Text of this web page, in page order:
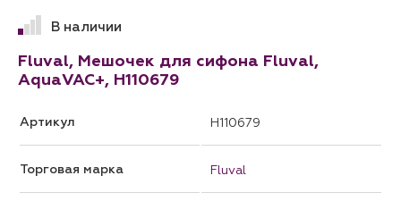
В наличии
Fluval, Мешочек для сифона Fluval,
AquaVAC+, H110679
Артикул H110679
Торговая марка Fluval